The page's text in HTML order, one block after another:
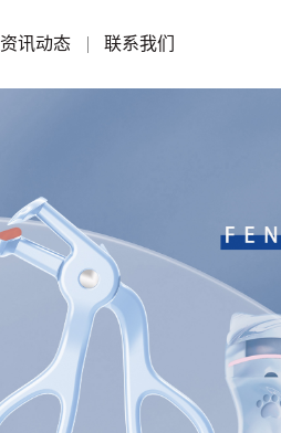
资讯动态 联系我们